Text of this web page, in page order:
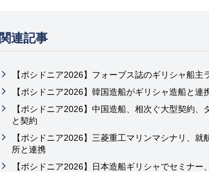
関連記事
【ポシドニア2026】フォーブス誌のギリシャ船
【ポシドニア2026】韓国造船がギリシャ造船と
【ポシドニア2026】中国造船、相次ぐ大型契約
と契約
【ポシドニア2026】三菱重工マリンマシナリ、
所と連携
【ポシドニア2026】日本造船ギリシャでセミナ